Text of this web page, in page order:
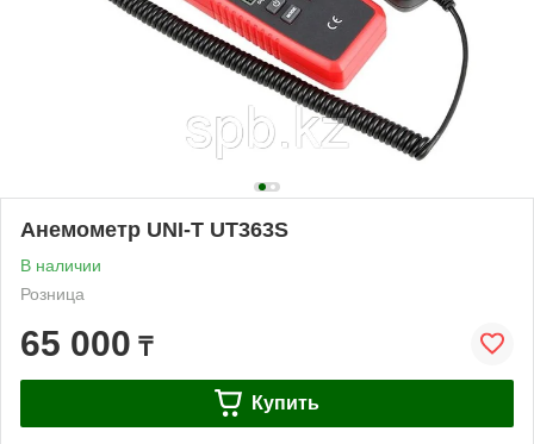
Анемометр UNI-T UT363S
В наличии
Розница
65 000 ₸
Купить